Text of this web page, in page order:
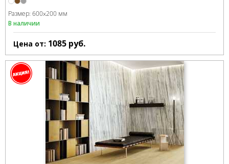
Размер: 600x200 мм
В наличии
Цена от: 1085 руб.